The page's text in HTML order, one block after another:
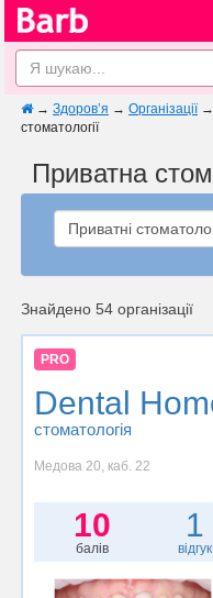
→ Здоров’я → Організації →
стоматології
Приватна
Приватні
Знайдено 54 організації
PRO
Dental
стоматологія
Медова 20, каб. 22
10
балів
1
відгук